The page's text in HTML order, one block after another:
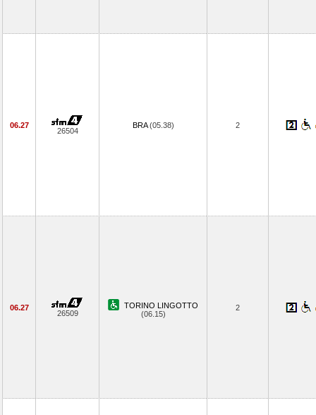
06.27
26504
BRA(05.38) 2
06.27
26509
TORINO LINGOTTO
(06.15)
2